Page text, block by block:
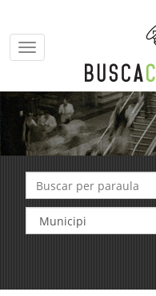
Toggle
navigation